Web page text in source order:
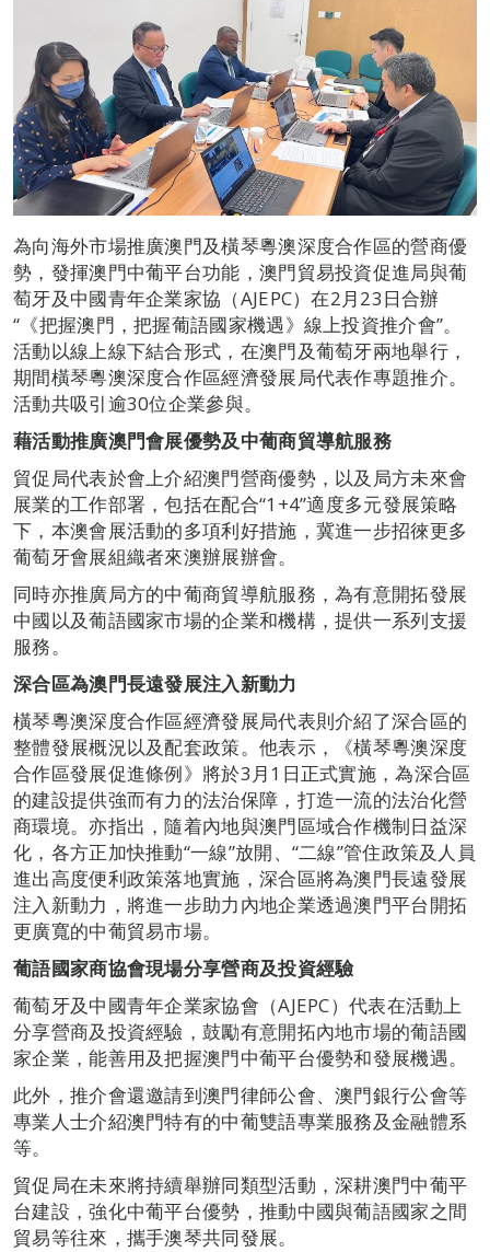
為向海外市場推廣澳門及橫琴粵澳深度合作區的營商優
勢，發揮澳門中葡平台功能，澳門貿易投資促進局與葡
萄牙及中國青年企業家協（AJEPC）在2月23日合辦
“《把握澳門，把握葡語國家機遇》線上投資推介會”。
活動以線上線下結合形式，在澳門及葡萄牙兩地舉行，
期間橫琴粵澳深度合作區經濟發展局代表作專題推介。
活動共吸引逾30位企業參與。
藉活動推廣澳門會展優勢及中葡商貿導航服務
貿促局代表於會上介紹澳門營商優勢，以及局方未來會
展業的工作部署，包括在配合“1+4”適度多元發展策略
下，本澳會展活動的多項利好措施，冀進一步招徠更多
葡萄牙會展組織者來澳辦展辦會。
同時亦推廣局方的中葡商貿導航服務，為有意開拓發展
中國以及葡語國家市場的企業和機構，提供一系列支援
服務。
深合區為澳門長遠發展注入新動力
橫琴粵澳深度合作區經濟發展局代表則介紹了深合區的
整體發展概況以及配套政策。他表示，《橫琴粵澳深度
合作區發展促進條例》將於3月1日正式實施，為深合區
的建設提供強而有力的法治保障，打造一流的法治化營
商環境。亦指出，隨着內地與澳門區域合作機制日益深
化，各方正加快推動“一線”放開、“二線”管住政策及人員
進出高度便利政策落地實施，深合區將為澳門長遠發展
注入新動力，將進一步助力內地企業透過澳門平台開拓
更廣寬的中葡貿易市場。
葡語國家商協會現場分享營商及投資經驗
葡萄牙及中國青年企業家協會（AJEPC）代表在活動上
分享營商及投資經驗，鼓勵有意開拓內地市場的葡語國
家企業，能善用及把握澳門中葡平台優勢和發展機遇。
此外，推介會還邀請到澳門律師公會、澳門銀行公會等
專業人士介紹澳門特有的中葡雙語專業服務及金融體系
等。
貿促局在未來將持續舉辦同類型活動，深耕澳門中葡平
台建設，強化中葡平台優勢，推動中國與葡語國家之間
貿易等往來，攜手澳琴共同發展。